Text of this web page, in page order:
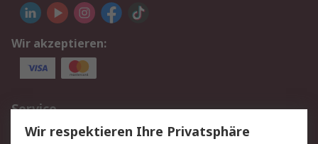
Wir akzeptieren:
Service
Value Added Services
Lieferlösungen
Wir respektieren Ihre Privatsphäre